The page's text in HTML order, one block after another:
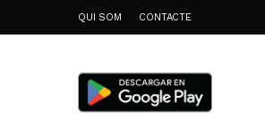
QUI SOM CONTACTE